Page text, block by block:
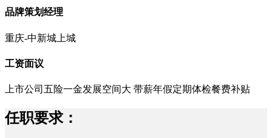
品牌策划经理
重庆-中新城上城
工资面议
上市公司 五险一金发展空间大 带薪年假定期体检餐费补贴
任职要求：